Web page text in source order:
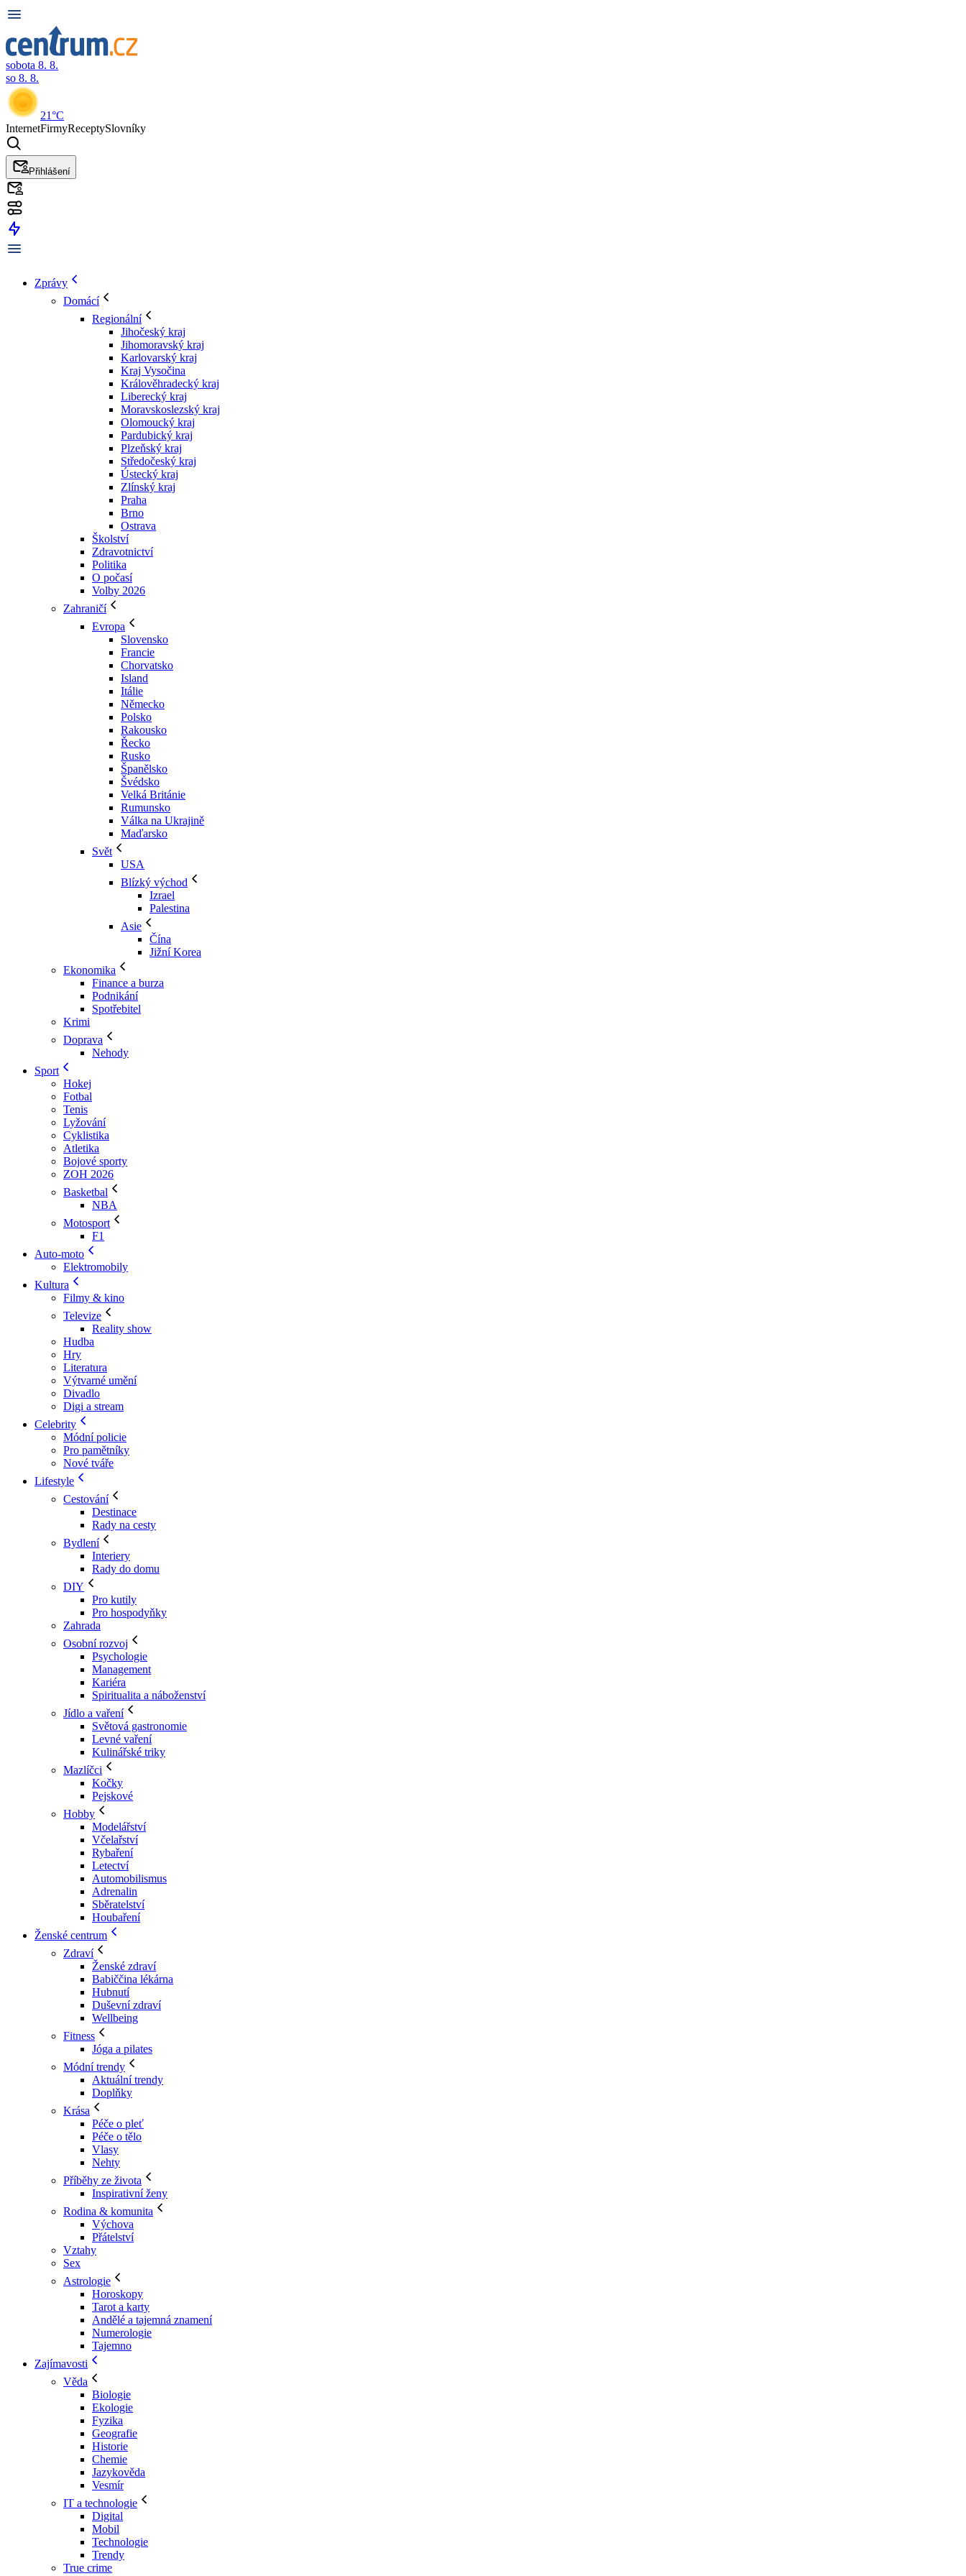
sobota 8. 8.
so 8. 8.
21°C
InternetFirmyReceptySlovníky
Přihlášení
Zprávy
Domácí
Regionální
Jihočeský kraj
Jihomoravský kraj
Karlovarský kraj
Kraj Vysočina
Králověhradecký kraj
Liberecký kraj
Moravskoslezský kraj
Olomoucký kraj
Pardubický kraj
Plzeňský kraj
Středočeský kraj
Ústecký kraj
Zlínský kraj
Praha
Brno
Ostrava
Školství
Zdravotnictví
Politika
O počasí
Volby 2026
Zahraničí
Evropa
Slovensko
Francie
Chorvatsko
Island
Itálie
Německo
Polsko
Rakousko
Řecko
Rusko
Španělsko
Švédsko
Velká Británie
Rumunsko
Válka na Ukrajině
Maďarsko
Svět
USA
Blízký východ
Izrael
Palestina
Asie
Čína
Jižní Korea
Ekonomika
Finance a burza
Podnikání
Spotřebitel
Krimi
Doprava
Nehody
Sport
Hokej
Fotbal
Tenis
Lyžování
Cyklistika
Atletika
Bojové sporty
ZOH 2026
Basketbal
NBA
Motosport
F1
Auto-moto
Elektromobily
Kultura
Filmy & kino
Televize
Reality show
Hudba
Hry
Literatura
Výtvarné umění
Divadlo
Digi a stream
Celebrity
Módní policie
Pro pamětníky
Nové tváře
Lifestyle
Cestování
Destinace
Rady na cesty
Bydlení
Interiery
Rady do domu
DIY
Pro kutily
Pro hospodyňky
Zahrada
Osobní rozvoj
Psychologie
Management
Kariéra
Spiritualita a náboženství
Jídlo a vaření
Světová gastronomie
Levné vaření
Kulinářské triky
Mazlíčci
Kočky
Pejskové
Hobby
Modelářství
Včelařství
Rybaření
Letectví
Automobilismus
Adrenalin
Sběratelství
Houbaření
Ženské centrum
Zdraví
Ženské zdraví
Babiččina lékárna
Hubnutí
Duševní zdraví
Wellbeing
Fitness
Jóga a pilates
Módní trendy
Aktuální trendy
Doplňky
Krása
Péče o pleť
Péče o tělo
Vlasy
Nehty
Příběhy ze života
Inspirativní ženy
Rodina & komunita
Výchova
Přátelství
Vztahy
Sex
Astrologie
Horoskopy
Tarot a karty
Andělé a tajemná znamení
Numerologie
Tajemno
Zajímavosti
Věda
Biologie
Ekologie
Fyzika
Geografie
Historie
Chemie
Jazykověda
Vesmír
IT a technologie
Digital
Mobil
Technologie
Trendy
True crime